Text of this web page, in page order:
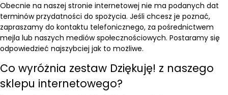
Obecnie na naszej stronie internetowej nie ma podanych dat
terminów przydatności do spożycia. Jeśli chcesz je poznać,
zapraszamy do kontaktu telefonicznego, za pośrednictwem
mejla lub naszych mediów społecznościowych. Postaramy się
odpowiedzieć najszybciej jak to możliwe.
Co wyróżnia zestaw Dziękuję! z naszego
sklepu internetowego?